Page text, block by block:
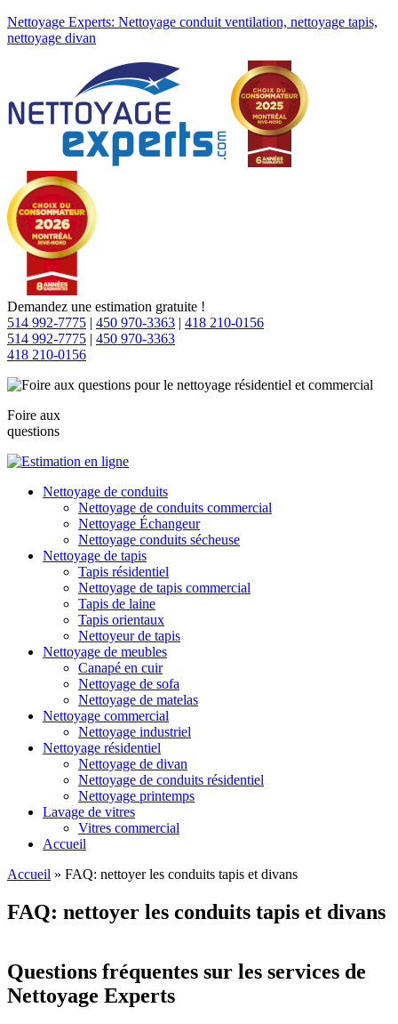
Nettoyage Experts: Nettoyage conduit ventilation, nettoyage tapis,
nettoyage divan
Demandez une estimation gratuite !
514 992-7775 | 450 970-3363 | 418 210-0156
514 992-7775 | 450 970-3363
418 210-0156
Foire aux
questions
Nettoyage de conduits
Nettoyage de conduits commercial
Nettoyage Échangeur
Nettoyage conduits sécheuse
Nettoyage de tapis
Tapis résidentiel
Nettoyage de tapis commercial
Tapis de laine
Tapis orientaux
Nettoyeur de tapis
Nettoyage de meubles
Canapé en cuir
Nettoyage de sofa
Nettoyage de matelas
Nettoyage commercial
Nettoyage industriel
Nettoyage résidentiel
Nettoyage de divan
Nettoyage de conduits résidentiel
Nettoyage printemps
Lavage de vitres
Vitres commercial
Accueil
Accueil » FAQ: nettoyer les conduits tapis et divans
FAQ: nettoyer les conduits tapis et divans
Questions fréquentes sur les services de
Nettoyage Experts